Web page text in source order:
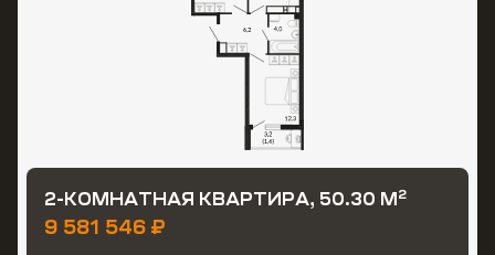
2-КОМНАТНАЯ КВАРТИРА, 50.30 М2
9 581 546 ₽